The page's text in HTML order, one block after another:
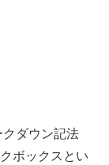
ダウン記法
ボックスとい